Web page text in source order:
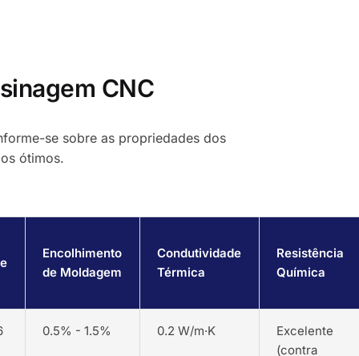
CNC
se sobre as propriedades dos
ótimos.
Encolhimento
de Moldagem
Condutividade
Térmica
Resistência
Química
0.5% - 1.5% 0.2 W/m·K
Excelente
(contra